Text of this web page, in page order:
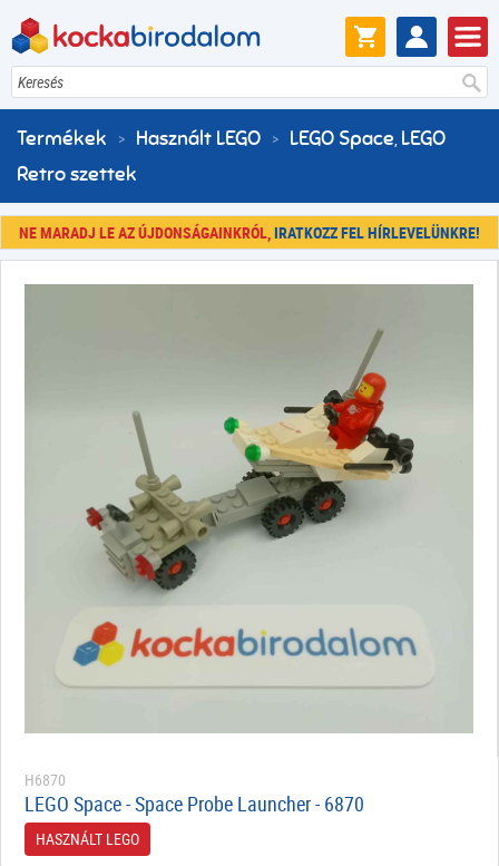
Keresés
Termékek Használt LEGO LEGO Space, LEGO
Retro szettek
NE MARADJ LE AZ ÚJDONSÁGAINKRÓL, IRATKOZZ FEL HÍRLEVELÜNKRE!
H6870
LEGO Space - Space Probe Launcher - 6870
HASZNÁLT LEGO